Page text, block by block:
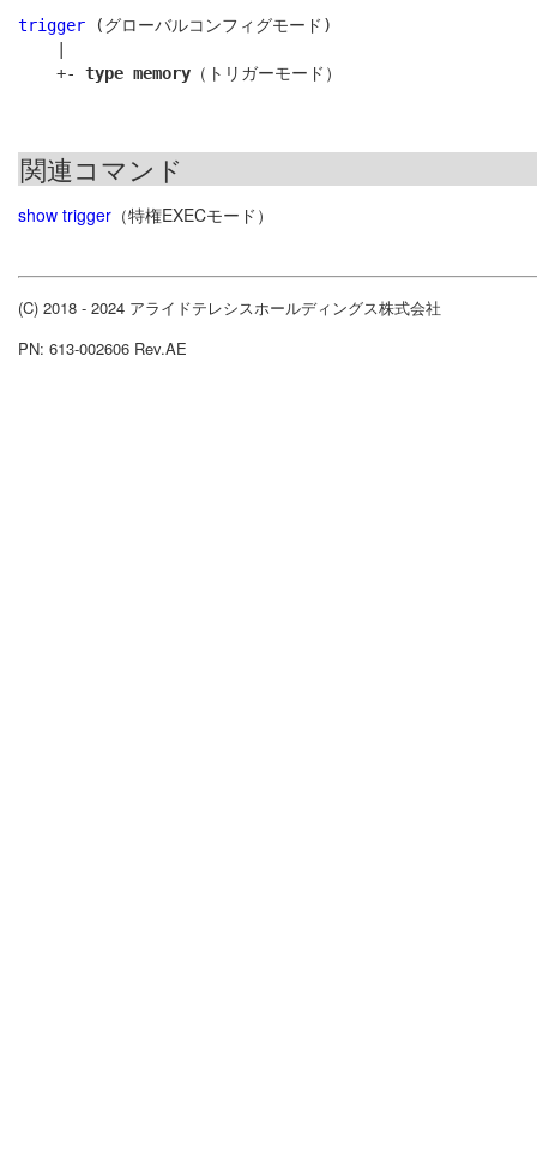
trigger (グローバルコンフィグモード)
    +-
type memory
関連コマンド
show trigger （特権EXECモード）
(C) 2018 - 2024 アライドテレシスホールディングス株式会社
PN: 613-002606 Rev.AE